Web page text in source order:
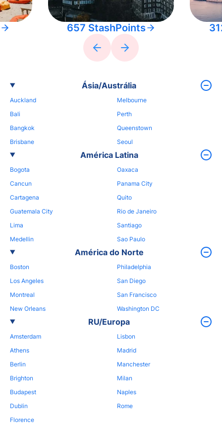
657 StashPoints
Ásia/Austrália
Auckland
Bali
Bangkok
Brisbane
Melbourne
Perth
Queenstown
Seoul
América Latina
Bogota
Cancun
Cartagena
Guatemala City
Lima
Medellin
Oaxaca
Panama City
Quito
Rio de Janeiro
Santiago
Sao Paulo
América do Norte
Boston
Los Angeles
Montreal
New Orleans
Philadelphia
San Diego
San Francisco
Washington DC
RU/Europa
Amsterdam
Athens
Berlin
Brighton
Budapest
Dublin
Florence
Lisbon
Madrid
Manchester
Milan
Naples
Rome